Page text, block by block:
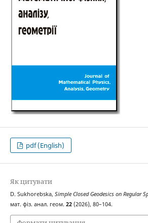
pdf (English)
Як цитувати
D. Sukhorebska, Simple Closed Geodesics on Regular
мат. фіз. анал. геом. 22(2026), 80–104.